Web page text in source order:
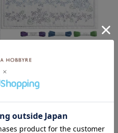
刺し子 あじさい小道セット
和泉木綿(さらし)使用
×(在庫なし)